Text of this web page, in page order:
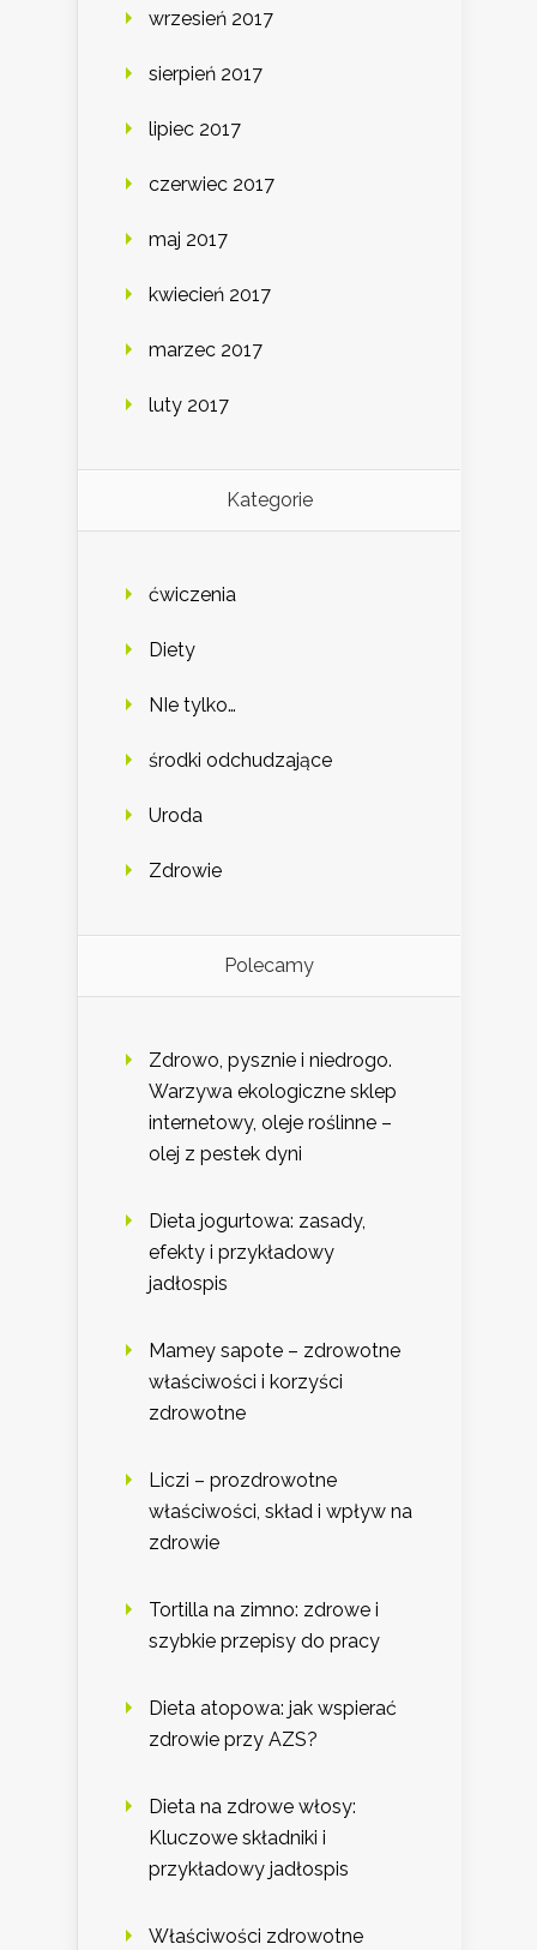
wrzesień 2017
sierpień 2017
lipiec 2017
czerwiec 2017
maj 2017
kwiecień 2017
marzec 2017
luty 2017
Kategorie
ćwiczenia
Diety
NIe tylko…
środki odchudzające
Uroda
Zdrowie
Polecamy
Zdrowo, pysznie i niedrogo.
Warzywa ekologiczne sklep
internetowy, oleje roślinne –
olej z pestek dyni
Dieta jogurtowa: zasady,
efekty i przykładowy
jadłospis
Mamey sapote – zdrowotne
właściwości i korzyści
zdrowotne
Liczi – prozdrowotne
właściwości, skład i wpływ na
zdrowie
Tortilla na zimno: zdrowe i
szybkie przepisy do pracy
Dieta atopowa: jak wspierać
zdrowie przy AZS?
Dieta na zdrowe włosy:
Kluczowe składniki i
przykładowy jadłospis
Właściwości zdrowotne